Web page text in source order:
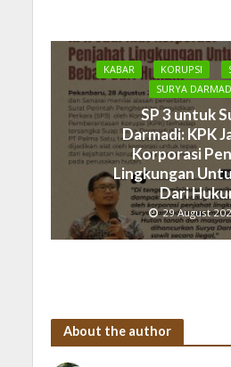
KABAR KORUPSI
SURYA
SP 3 untuk
Darmadi: KPK
Korporasi
Lingkungan
Dari
29 August
About the author